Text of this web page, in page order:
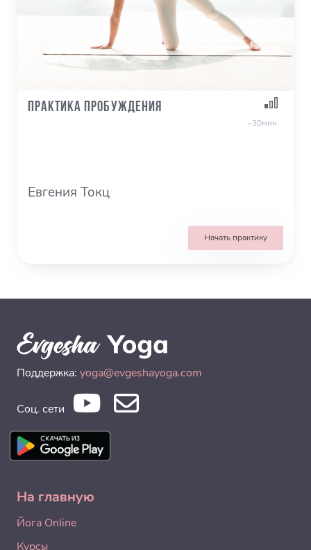
Практика пробуждения
~30мин
Евгения Токц
Начать практику
Поддержка: yoga@evgeshayoga.com
Соц. сети
На главную
Йога Online
Курсы